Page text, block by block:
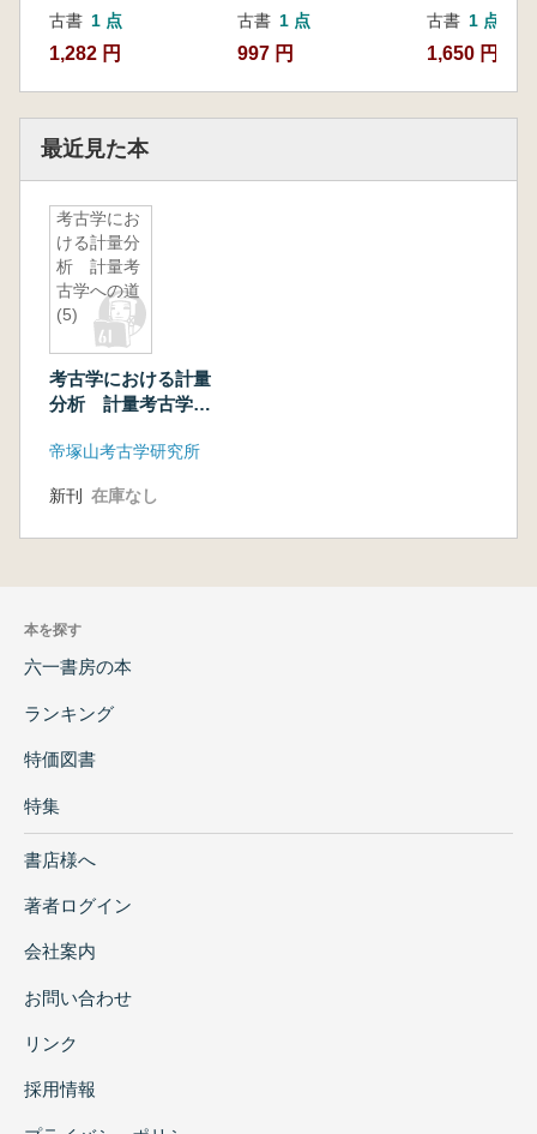
古書 1 点
1,282 円
古書 1 点
997 円
古書 1 点
1,650 円
最近見た本
考古学にお
ける計量分
析 計量考
古学への道
(5)
考古学における計量
分析 計量考古学へ
帝塚山考古学研究所
新刊 在庫なし
本を探す
六一書房の本
ランキング
特価図書
特集
書店様へ
著者ログイン
会社案内
お問い合わせ
リンク
採用情報